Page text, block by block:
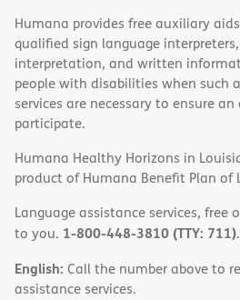
Humana provides free auxiliary
qualified sign language
interpretation, and written
people with disabilities when such
services are necessary to ensure
participate.
Humana Healthy Horizons in
product of Humana Benefit Plan of
Language assistance services, free
to you. 1-800-448-3810 (TTY: 711).
English: Call the number above to
assistance services.